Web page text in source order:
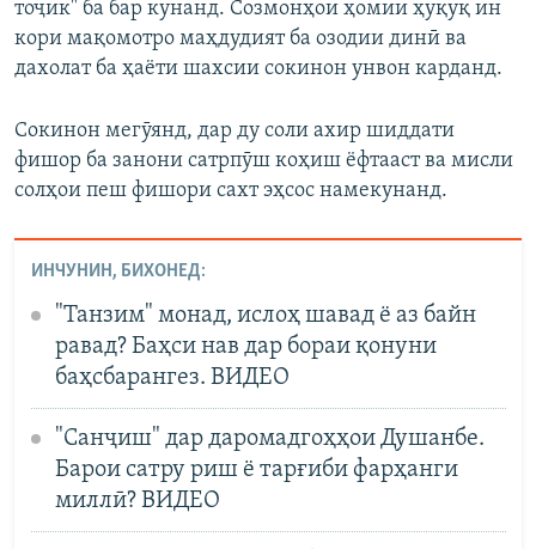
тоҷик" ба бар кунанд. Созмонҳои ҳомии ҳуқуқ ин
кори мақомотро маҳдудият ба озодии динӣ ва
дахолат ба ҳаёти шахсии сокинон унвон карданд.
Сокинон мегӯянд, дар ду соли ахир шиддати
фишор ба занони сатрпӯш коҳиш ёфтааст ва мисли
солҳои пеш фишори сахт эҳсос намекунанд.
ИНЧУНИН, БИХОНЕД:
"Танзим" монад, ислоҳ шавад ё аз байн
равад? Баҳси нав дар бораи қонуни
баҳсбарангез. ВИДЕО
"Санҷиш" дар даромадгоҳҳои Душанбе.
Барои сатру риш ё тарғиби фарҳанги
миллӣ? ВИДЕО